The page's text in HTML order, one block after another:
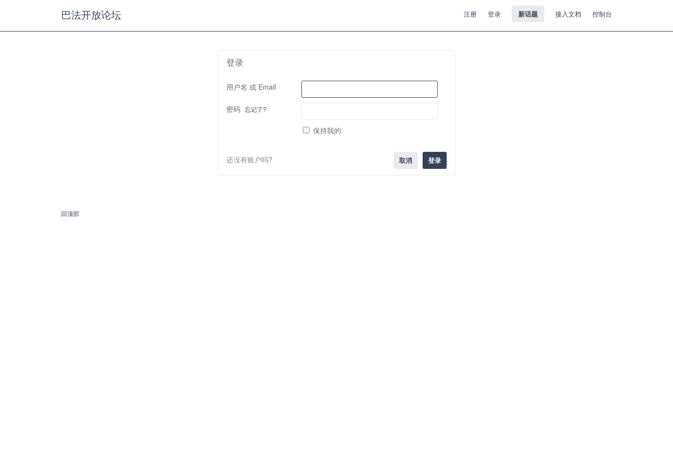
巴法开放论坛 注册 登录 新话题 接入文档 控制台
登录
用户名 或 Email
密码 忘记了?
保持我的
还没有账户吗?
回顶部